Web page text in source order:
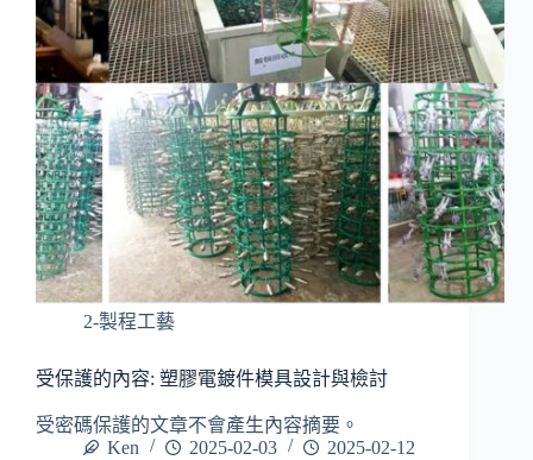
2-製程工藝
受保護的內容: 塑膠電鍍件模具設計與檢討
受密碼保護的文章不會產生內容摘要。
Ken
2025-02-03 2025-02-12